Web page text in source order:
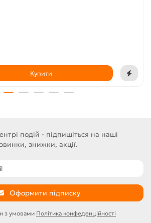
Купити
подій - підпишіться на наші
знижки, акції.
Оформити підписку
з умовами Політика конфеденційності